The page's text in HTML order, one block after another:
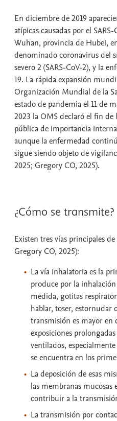
En diciembre de 2019
atípicas causadas por el
Wuhan, provincia de Hubei,
denominado coronavirus del
severo 2 (SARS-CoV-2), y la
19. La rápida expansión
Organización Mundial de la
estado de pandemia el 11 de
2023 la OMS declaró el fin de
pública de importancia
aunque la enfermedad
sigue siendo objeto de
2025; Gregory CO, 2025).
¿Cómo se transmite?
Existen tres vías principales
Gregory CO, 2025):
La vía inhalatoria es la
produce por la
medida, gotitas
hablar, toser, estornudar
transmisión es mayor en
exposiciones
ventilados,
se encuentra en los
La deposición de esas
las membranas mucosas
contribuir a la
La transmisión por